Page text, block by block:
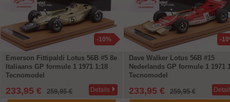
-10%
Emerson Fittipaldi Lotus 56B #5 8e
Italiaans GP formule 1 1971 1:18
Tecnomodel
233,95 € 259,95 € Details
-
Dave Walker Lotus 56B #15
Nederlands GP formule 1 1971
Tecnomodel
233,95 € 259,95 €